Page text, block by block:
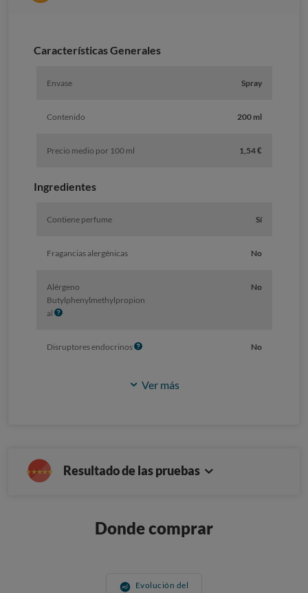
Caracterí­sticas Generales
Envase Spray
Contenido 200 ml
Precio medio por 100 ml 1,54 €
Ingredientes
Contiene perfume Sí
Fragancias alergénicas No
Alérgeno
Butylphenylmethylpropion
al I
o
No
Disruptores endocrinosI
o
No
Ver más
Resultado de las pruebas
Donde comprar
Evolución del